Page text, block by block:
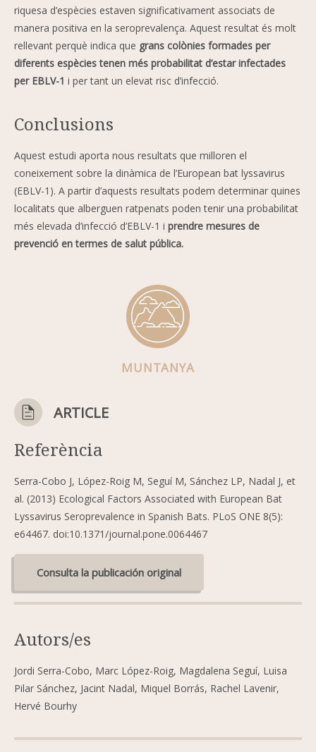
MUNTANYA
ARTICLE
Referència
Serra-Cobo J, López-Roig M, Seguí M, Sánchez LP, Nadal J, et
al. (2013) Ecological Factors Associated with European Bat
Lyssavirus Seroprevalence in Spanish Bats. PLoS ONE 8(5):
e64467. doi:10.1371/journal.pone.0064467
Consulta la publicación original
Autors/es
Jordi Serra-Cobo, Marc López-Roig, Magdalena Seguí, Luisa
Pilar Sánchez, Jacint Nadal, Miquel Borrás, Rachel Lavenir,
Hervé Bourhy
riquesa d’espècies estaven significativament associats de
manera positiva en la seroprevalença. Aquest resultat és molt
rellevant perquè indica que grans colònies formades per
diferents espècies tenen més probabilitat d’estar infectades
per EBLV-1 i per tant un elevat risc d’infecció.
Conclusions
Aquest estudi aporta nous resultats que milloren el
coneixement sobre la dinàmica de l’European bat lyssavirus
(EBLV-1). A partir d’aquests resultats podem determinar quines
localitats que alberguen ratpenats poden tenir una probabilitat
més elevada d’infecció d’EBLV-1 i prendre mesures de
prevenció en termes de salut pública.